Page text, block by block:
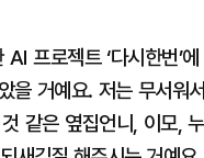
프로젝트 ‘다시한번’
을 거예요. 저는 무서워
같은 옆집언니, 이모,